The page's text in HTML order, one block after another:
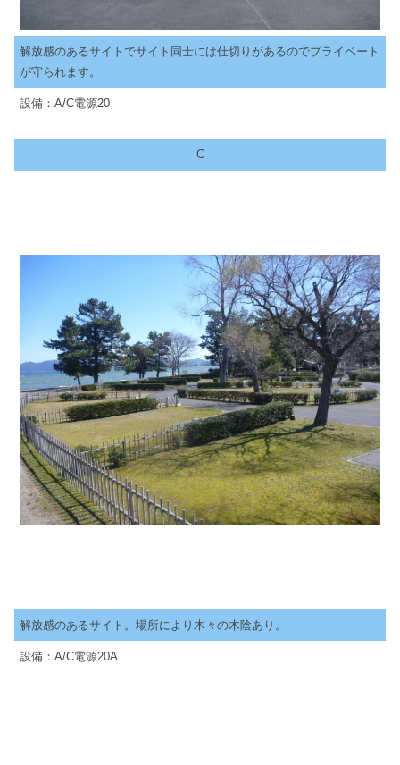
解放感のあるサイトでサイト同士には仕切りがあるのでプライベート
が守られます。
設備：A/C電源20
C
解放感のあるサイト。場所により木々の木陰あり。
設備：A/C電源20A